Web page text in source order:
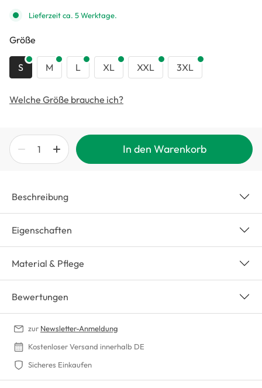
Lieferzeit ca. 5 Werktage.
Größe
S M L XL XXL 3XL
Welche Größe brauche ich?
In den Warenkorb
Beschreibung
Eigenschaften
Material & Pflege
Bewertungen
zur Newsletter-Anmeldung
Kostenloser Versand innerhalb DE
Sicheres Einkaufen